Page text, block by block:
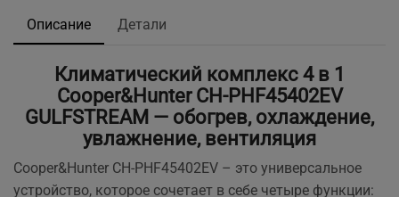
Описание Детали
Климатический комплекс 4 в 1
Cooper&Hunter CH-PHF45402EV
GULFSTREAM — обогрев, охлаждение,
увлажнение, вентиляция
Cooper&Hunter CH-PHF45402EV – это универсальное
устройство, которое сочетает в себе четыре функции: